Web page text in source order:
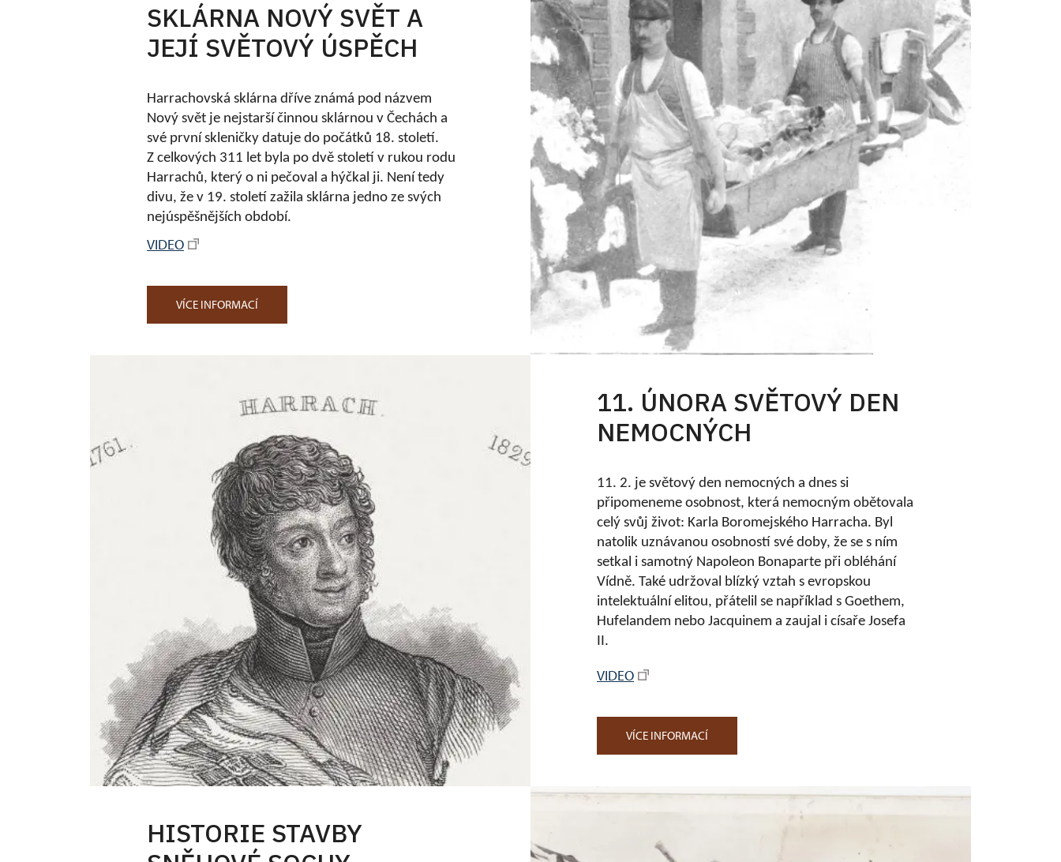
SKLÁRNA NOVÝ SVĚT A
JEJÍ SVĚTOVÝ ÚSPĚCH
Harrachovská sklárna dříve známá pod názvem
Nový svět je nejstarší činnou sklárnou v Čechách a
své první skleničky datuje do počátků 18. století.
Z celkových 311 let byla po dvě století v rukou rodu
Harrachů, který o ni pečoval a hýčkal ji. Není tedy
divu, že v 19. století zažila sklárna jedno ze svých
nejúspěšnějších období.
VIDEO
VÍCE INFORMACÍ
11. ÚNORA SVĚTOVÝ DEN
NEMOCNÝCH
11. 2. je světový den nemocných a dnes si
připomeneme osobnost, která nemocným obětovala
celý svůj život: Karla Boromejského Harracha. Byl
natolik uznávanou osobností své doby, že se s ním
setkal i samotný Napoleon Bonaparte při obléhání
Vídně. Také udržoval blízký vztah s evropskou
intelektuální elitou, přátelil se například s Goethem,
Hufelandem nebo Jacquinem a zaujal i císaře Josefa
II.
VIDEO
VÍCE INFORMACÍ
HISTORIE STAVBY